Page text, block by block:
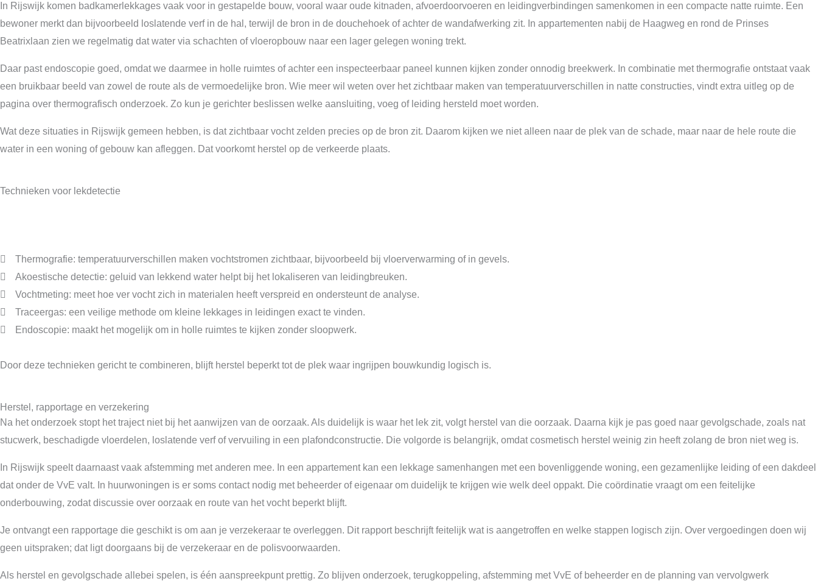
In Rijswijk komen badkamerlekkages vaak voor in gestapelde bouw, vooral waar oude kitnaden, afvoerdoorvoeren en leidingverbindingen samenkomen in een compacte natte ruimte. Een
bewoner merkt dan bijvoorbeeld loslatende verf in de hal, terwijl de bron in de douchehoek of achter de wandafwerking zit. In appartementen nabij de Haagweg en rond de Prinses
Beatrixlaan zien we regelmatig dat water via schachten of vloeropbouw naar een lager gelegen woning trekt.
Daar past endoscopie goed, omdat we daarmee in holle ruimtes of achter een inspecteerbaar paneel kunnen kijken zonder onnodig breekwerk. In combinatie met thermografie ontstaat vaak
een bruikbaar beeld van zowel de route als de vermoedelijke bron. Wie meer wil weten over het zichtbaar maken van temperatuurverschillen in natte constructies, vindt extra uitleg op de
pagina over thermografisch onderzoek. Zo kun je gerichter beslissen welke aansluiting, voeg of leiding hersteld moet worden.
Wat deze situaties in Rijswijk gemeen hebben, is dat zichtbaar vocht zelden precies op de bron zit. Daarom kijken we niet alleen naar de plek van de schade, maar naar de hele route die
water in een woning of gebouw kan afleggen. Dat voorkomt herstel op de verkeerde plaats.
Technieken voor lekdetectie
Thermografie: temperatuurverschillen maken vochtstromen zichtbaar, bijvoorbeeld bij vloerverwarming of in gevels.
Akoestische detectie: geluid van lekkend water helpt bij het lokaliseren van leidingbreuken.
Vochtmeting: meet hoe ver vocht zich in materialen heeft verspreid en ondersteunt de analyse.
Traceergas: een veilige methode om kleine lekkages in leidingen exact te vinden.
Endoscopie: maakt het mogelijk om in holle ruimtes te kijken zonder sloopwerk.
Door deze technieken gericht te combineren, blijft herstel beperkt tot de plek waar ingrijpen bouwkundig logisch is.
Herstel, rapportage en verzekering
Na het onderzoek stopt het traject niet bij het aanwijzen van de oorzaak. Als duidelijk is waar het lek zit, volgt herstel van die oorzaak. Daarna kijk je pas goed naar gevolgschade, zoals nat
stucwerk, beschadigde vloerdelen, loslatende verf of vervuiling in een plafondconstructie. Die volgorde is belangrijk, omdat cosmetisch herstel weinig zin heeft zolang de bron niet weg is.
In Rijswijk speelt daarnaast vaak afstemming met anderen mee. In een appartement kan een lekkage samenhangen met een bovenliggende woning, een gezamenlijke leiding of een dakdeel
dat onder de VvE valt. In huurwoningen is er soms contact nodig met beheerder of eigenaar om duidelijk te krijgen wie welk deel oppakt. Die coördinatie vraagt om een feitelijke
onderbouwing, zodat discussie over oorzaak en route van het vocht beperkt blijft.
Je ontvangt een rapportage die geschikt is om aan je verzekeraar te overleggen. Dit rapport beschrijft feitelijk wat is aangetroffen en welke stappen logisch zijn. Over vergoedingen doen wij
geen uitspraken; dat ligt doorgaans bij de verzekeraar en de polisvoorwaarden.
Als herstel en gevolgschade allebei spelen, is één aanspreekpunt prettig. Zo blijven onderzoek, terugkoppeling, afstemming met VvE of beheerder en de planning van vervolgwerk